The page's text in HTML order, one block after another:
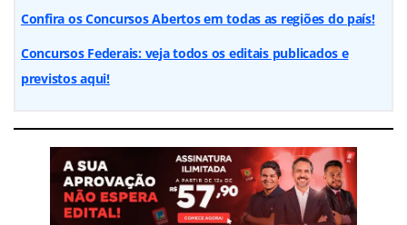
Confira os Concursos Abertos em todas as regiões do país!
Concursos Federais: veja todos os editais publicados e
previstos aqui!